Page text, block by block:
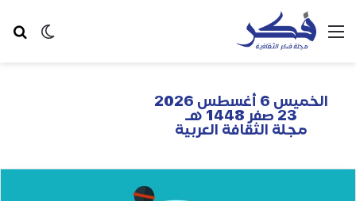
الخميس 6 أغسطس 2026
23 صفر 1448 هـ
مجلة الثقافة العربية